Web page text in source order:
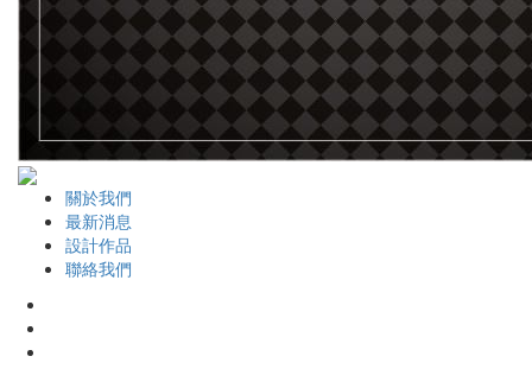
關於我們
最新消息
設計作品
聯絡我們